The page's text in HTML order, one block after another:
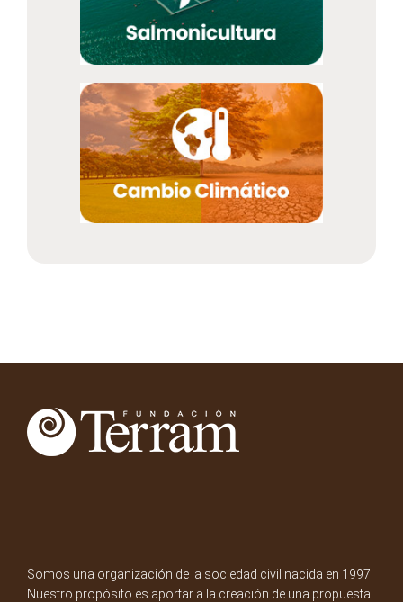
Somos una organización de la sociedad civil nacida en 1997.
Nuestro propósito es aportar a la creación de una propuesta